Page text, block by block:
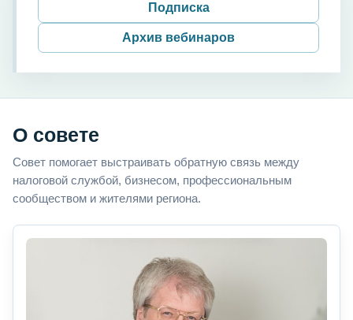
Подписка
Архив вебинаров
О совете
Совет помогает выстраивать обратную связь между
налоговой службой, бизнесом, профессиональным
сообществом и жителями региона.